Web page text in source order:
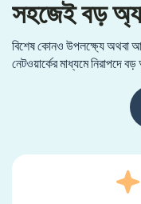
সহজেই বড়
বিশেষ কোনও উপলক্ষ্যে অথবা
নেটওয়ার্কের মাধ্যমে নিরাপদে বড়